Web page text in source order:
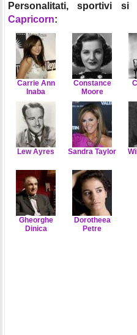
Personalitati, sportivi
Capricorn:
Carrie Ann
Inaba
Constance
Moore
Lew Ayres Sandra Taylor
Gheorghe
Dinica
Dorotheea
Petre